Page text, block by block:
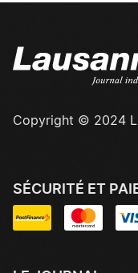
Copyright © 2024
SÉCURITÉ ET